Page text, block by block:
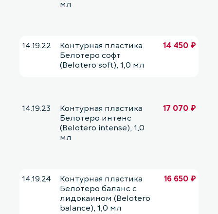
мл
14.19.22
Контурная пластика
Белотеро софт
(Belotero soft), 1,0 мл
14 450 ₽
14.19.23
Контурная пластика
Белотеро интенс
(Belotero intense), 1,0
мл
17 070 ₽
14.19.24
Контурная пластика
Белотеро баланс с
лидокаином (Belotero
balance), 1,0 мл
16 650 ₽